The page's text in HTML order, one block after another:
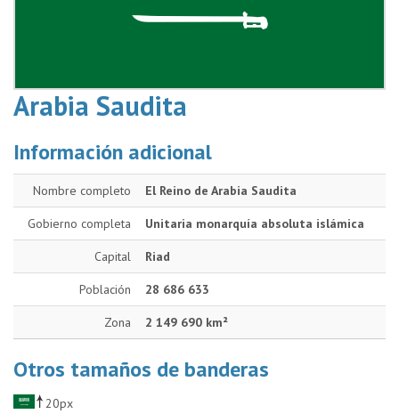
Arabia Saudita
Información adicional
Nombre completo El Reino de Arabia Saudita
Gobierno completa Unitaria monarquía absoluta islámica
Capital Riad
Población 28 686 633
Zona 2 149 690 km²
Otros tamaños de banderas
20px